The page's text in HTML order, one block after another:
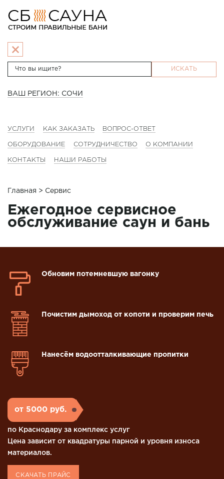
ИСКАТЬ
ВАШ РЕГИОН: СОЧИ
УСЛУГИ КАК ЗАКАЗАТЬ ВОПРОС-ОТВЕТ
ОБОРУДОВАНИЕ СОТРУДНИЧЕСТВО О КОМПАНИИ
КОНТАКТЫ НАШИ РАБОТЫ
Главная > Сервис
Ежегодное сервисное
обслуживание саун и бань
Обновим потемневшую вагонку
Почистим дымоход от копоти и проверим печь
Нанесём водоотталкивающие пропитки
от 5000 руб.
по Краснодару за комплекс услуг
Цена зависит от квадратуры парной и уровня износа
материалов.
СКАЧАТЬ ПРАЙС